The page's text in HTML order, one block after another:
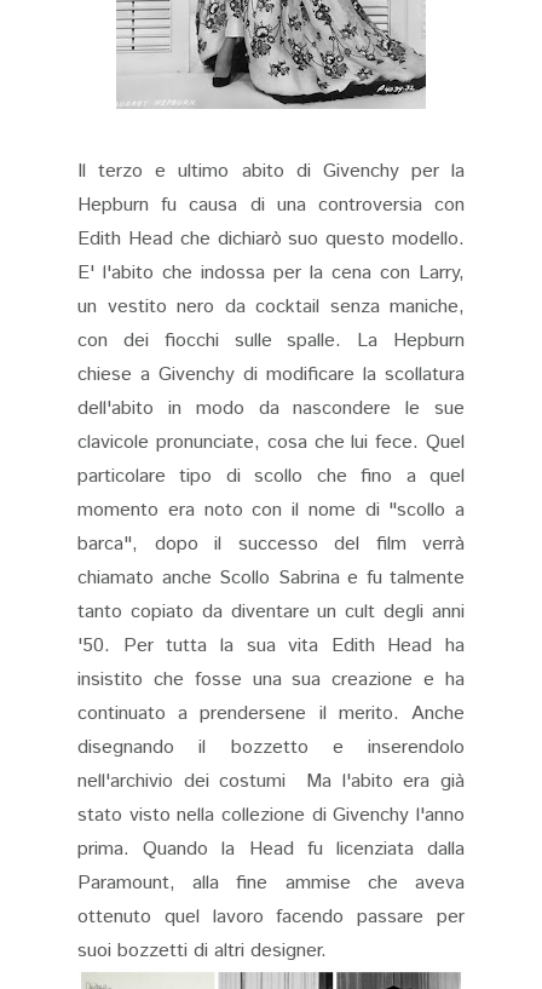
Il terzo e ultimo abito di Givenchy per la
Hepburn fu causa di una controversia con
Edith Head che dichiarò suo questo modello.
E' l'abito che indossa per la cena con Larry,
un vestito nero da cocktail senza maniche,
con dei fiocchi sulle spalle. La Hepburn
chiese a Givenchy di modificare la scollatura
dell'abito in modo da nascondere le sue
clavicole pronunciate, cosa che lui fece. Quel
particolare tipo di scollo che fino a quel
momento era noto con il nome di "scollo a
barca", dopo il successo del film verrà
chiamato anche Scollo Sabrina e fu talmente
tanto copiato da diventare un cult degli anni
'50. Per tutta la sua vita Edith Head ha
insistito che fosse una sua creazione e ha
continuato a prendersene il merito. Anche
disegnando il bozzetto e inserendolo
nell'archivio dei costumi Ma l'abito era già
stato visto nella collezione di Givenchy l'anno
prima. Quando la Head fu licenziata dalla
Paramount, alla fine ammise che aveva
ottenuto quel lavoro facendo passare per
suoi bozzetti di altri designer.